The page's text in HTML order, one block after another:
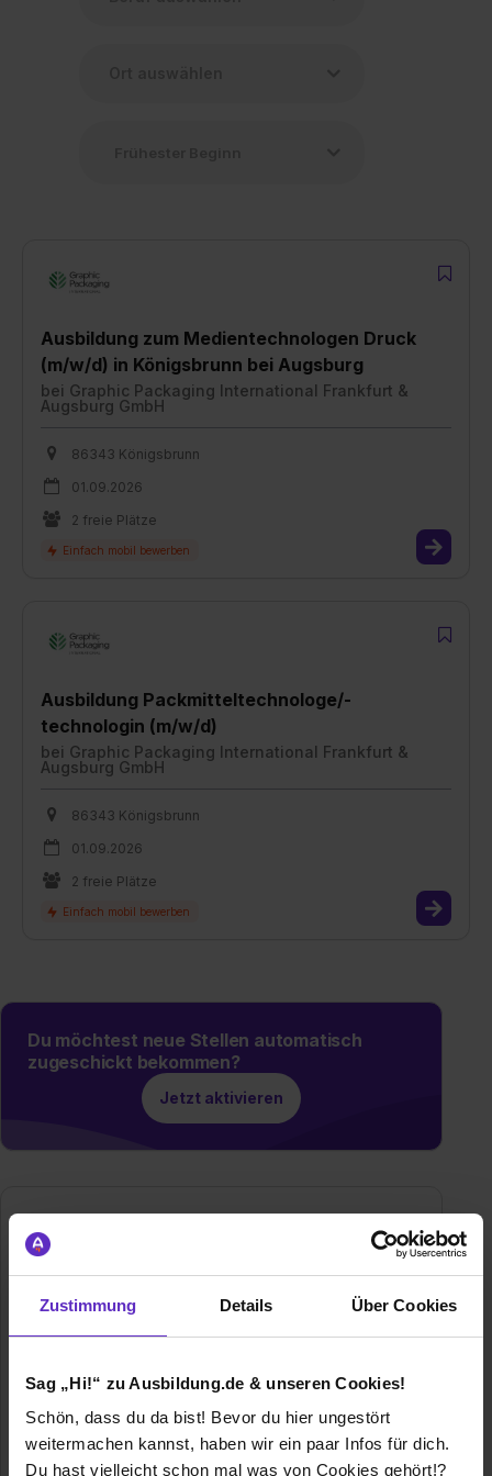
Zustimmung Details Über Cookies
Sag „Hi!“ zu Ausbildung.de & unseren Cookies!
Schön, dass du da bist! Bevor du hier ungestört
weitermachen kannst, haben wir ein paar Infos für dich.
Du hast vielleicht schon mal was von Cookies gehört!?
Ausbildung zum Medientechnologen Druck
(m/w/d) in Königsbrunn bei Augsburg
bei Graphic Packaging International Frankfurt &
Augsburg GmbH
86343 Königsbrunn
01.09.2026
2 freie Plätze
Ausbildung Packmitteltechnologe/-
technologin (m/w/d)
bei Graphic Packaging International Frankfurt &
Augsburg GmbH
86343 Königsbrunn
01.09.2026
2 freie Plätze
Du möchtest neue Stellen automatisch
zugeschickt bekommen?
Jetzt aktivieren
Graphic Packaging International Frankfurt &
Augsburg GmbH
Föllstraße 16
86343 Königsbrunn